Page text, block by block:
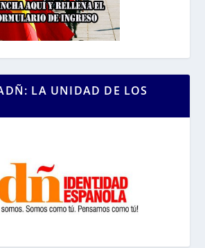
LA UNIDAD DE LOS